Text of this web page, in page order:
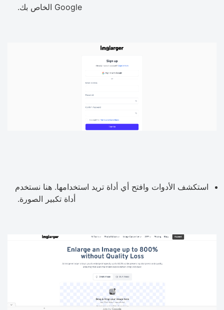
Google الخاص بك.
استكشف الأدوات وافتح أي أداة تريد استخدامها. هنا نستخدم
أداة تكبير الصورة.